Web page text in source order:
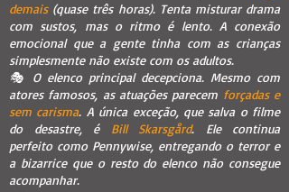
demais(quase três horas). Tenta misturar drama
com sustos, mas o ritmo é lento. A conexão
emocional que a gente tinha com as crianças
simplesmente não existe com os adultos.
🎭 O elenco principal decepciona. Mesmo com
atores famosos, as atuações parecem forçadas e
sem carisma. A única exceção, que salva o filme
do desastre, é Bill Skarsgård. Ele continua
perfeito como Pennywise, entregando o terror e
a bizarrice que o resto do elenco não consegue
acompanhar.